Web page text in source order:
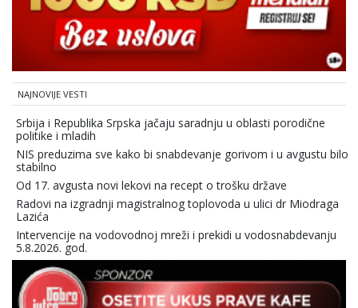
NAJNOVIJE VESTI
Srbija i Republika Srpska jačaju saradnju u oblasti porodične
politike i mladih
NIS preduzima sve kako bi snabdevanje gorivom i u avgustu bilo
stabilno
Od 17. avgusta novi lekovi na recept o trošku države
Radovi na izgradnji magistralnog toplovoda u ulici dr Miodraga
Lazića
Intervencije na vodovodnoj mreži i prekidi u vodosnabdevanju
5.8.2026. god.